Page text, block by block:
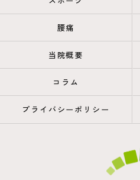
腰痛
当院概要
コラム
プライバシーポリシー